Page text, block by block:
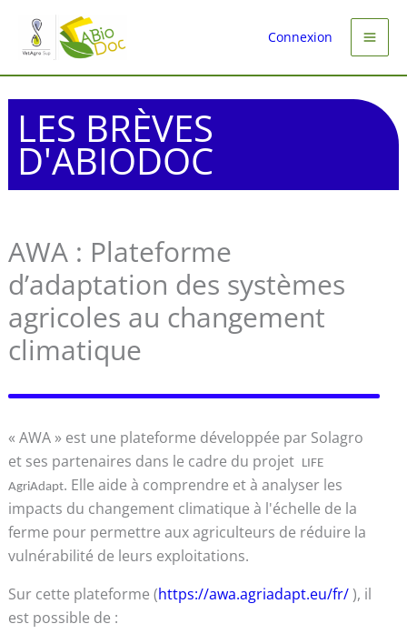
contenu
Connexion
LES BRÈVES
D'ABIODOC
AWA : Plateforme
d’adaptation des systèmes
agricoles au changement
climatique
« AWA » est une plateforme développée par Solagro
et ses partenaires dans le cadre du projet
LIFE
AgriAdapt. Elle aide à comprendre et à analyser les
impacts du changement climatique à l'échelle de la
ferme pour permettre aux agriculteurs de réduire la
vulnérabilité de leurs exploitations.
Sur cette plateforme (https://awa.agriadapt.eu/fr/), il
est possible de :